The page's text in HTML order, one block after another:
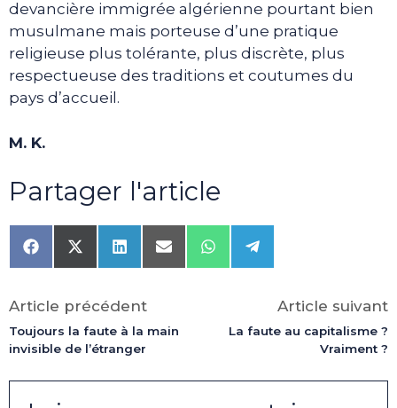
devancière immigrée algérienne pourtant bien
musulmane mais porteuse d’une pratique
religieuse plus tolérante, plus discrète, plus
respectueuse des traditions et coutumes du
pays d’accueil.
M. K.
Partager l'article
Share
on
Share
on
(Twitter)
Share
on
Share
on
Share
on
Share
on
Article précédent
Toujours la faute à la main
invisible de l’étranger
Article suivant
La faute au capitalisme ?
Vraiment ?